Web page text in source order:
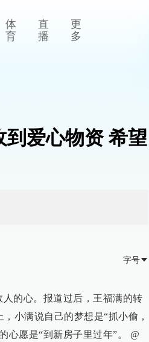
体
育
直
播
更
多
到爱心物资 希望
字号
的心。报道过后，王福满的转
小满说自己的梦想是“抓小偷，
心愿是“到新房子里过年”。 @